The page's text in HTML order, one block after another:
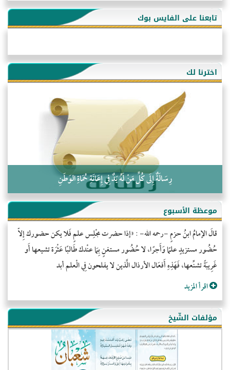
فقه النَّصيحة عند الصَّحابة الكرام رضي الله عنهم
لَا عِزَّةَ إِلَّا بِالإِسْلَامِ
هذه سبيلنا فماذا تنقمون؟!
أُسُـسُ بَـيْـتِ الـمُسْـلِمِ
التَّعْلِيمُ القُرْآنِي
كلمة إلى إخواني السلفيين في الجزائر
تابعنا على الفايس بوك
اخترنا لك
رِسَالَةٌ إِلَى كُلِّ مَنْ لَهُ يَدٌ فِي إِعَانَةِ حُمَاةِ الوَطَنِ
موعظة الأسبوع
قالَ الإمامُ ابنُ حزمٍ -رحمه الله- : «إذا حضرت مجْلِس علمٍ فَلا يكن حضورك إِلاّ
حُضُور مستزيدٍ علمًا وَأَجرًا، لا حُضُور مستغنٍ بِمَا عنْدك طَالبًا عَثْرَة تشيعها أَو
غَرِيبَةً تشنِّعها، فَهَذِهِ أَفعَال الأرذال الَّذين لا يفلحون فِي الْعلم أبد
اقرأ المزيد
مؤلفات الشّيخ